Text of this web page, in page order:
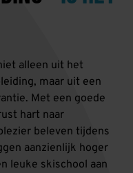
alleen uit het
maar uit een
Met een goede
hart naar
beleven tijdens
aanzienlijk hoger
leuke skischool aan